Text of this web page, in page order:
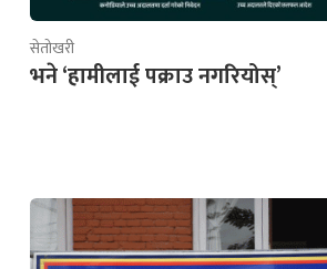
सेतोखरी
भने ‘हामीलाई पक्राउ नगरियोस्’